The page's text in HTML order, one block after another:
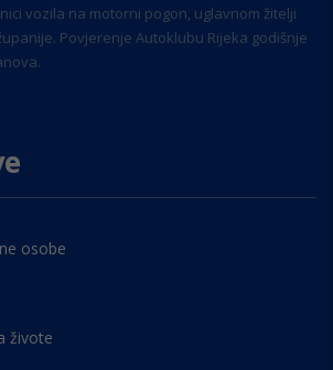
vozila na motorni pogon, uglavnom žitelji
Povjerenje Autoklubu Rijeka godišnje
osobe
živote